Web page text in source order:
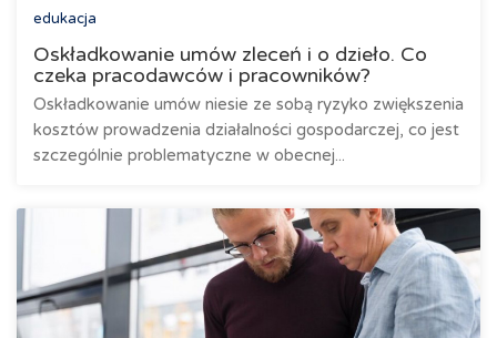
edukacja
Oskładkowanie umów zleceń i o dzieło. Co
czeka pracodawców i pracowników?
Oskładkowanie umów niesie ze sobą ryzyko zwiększenia
kosztów prowadzenia działalności gospodarczej, co jest
szczególnie problematyczne w obecnej...